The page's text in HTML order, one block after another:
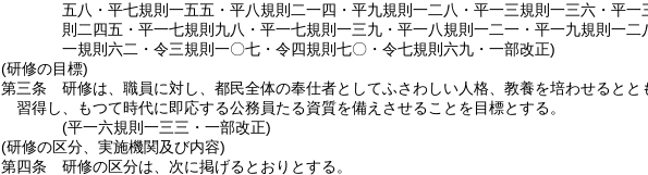
五八・平七規則一五五・平八規則二一四・平九規則一二八・平一三規則一三六・平
則二四五・平一七規則九八・平一七規則一三九・平一八規則一二一・平一九規則一
一規則六二・令三規則一〇七・令四規則七〇・令七規則六九・一部改正)
(研修の目標)
第三条
研修は、職員に対し、都民全体の奉仕者としてふさわしい人格、教養を培わせると
習得し、もつて時代に即応する公務員たる資質を備えさせることを目標とする。
(平一六規則一三三・一部改正)
(研修の区分、実施機関及び内容)
第四条
研修の区分は、次に掲げるとおりとする。